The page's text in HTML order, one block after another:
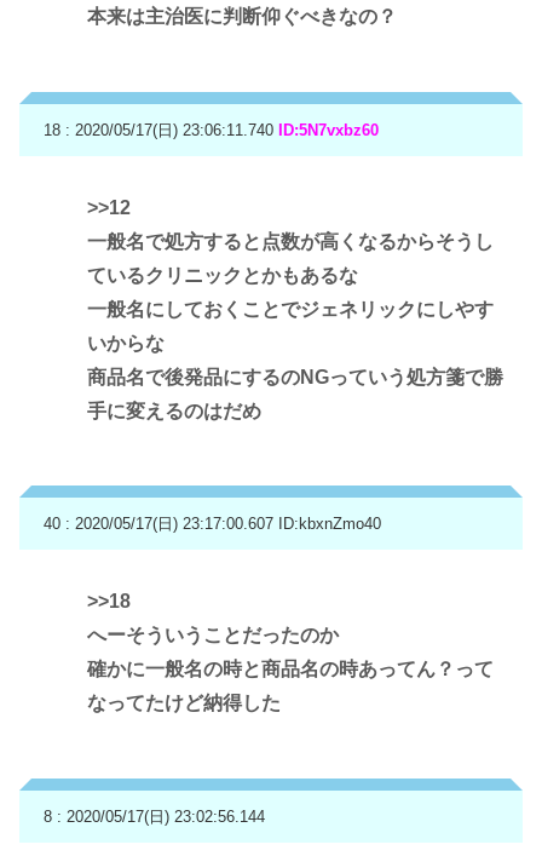
本来は主治医に判断仰ぐべきなの？
18 : 2020/05/17(日) 23:06:11.740 ID:5N7vxbz60
>>12
一般名で処方すると点数が高くなるからそうし
ているクリニックとかもあるな
一般名にしておくことでジェネリックにしやす
いからな
商品名で後発品にするのNGっていう処方箋で勝
手に変えるのはだめ
40 : 2020/05/17(日) 23:17:00.607 ID:kbxnZmo40
>>18
へーそういうことだったのか
確かに一般名の時と商品名の時あってん？って
なってたけど納得した
8 : 2020/05/17(日) 23:02:56.144